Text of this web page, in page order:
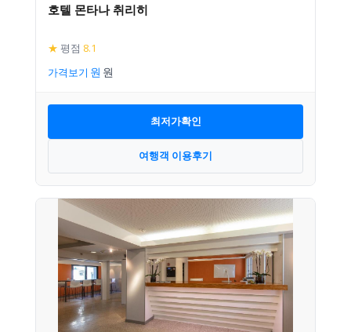
호텔 몬타나 취리히
★ 평점 8.1
가격보기
최저가확인
여행객 이용후기